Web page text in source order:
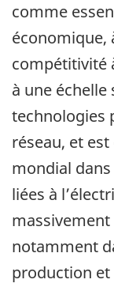
comme
économique,
compétitivité
à une échelle
technologies
réseau, et
mondial
liées à
massivement
notamment
production et